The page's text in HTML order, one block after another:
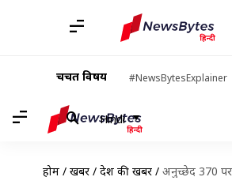
चर्चित विषय #NewsBytesExplainer
Hindi
होम / खबरें / देश की खबरें / अनुच्छेद 370